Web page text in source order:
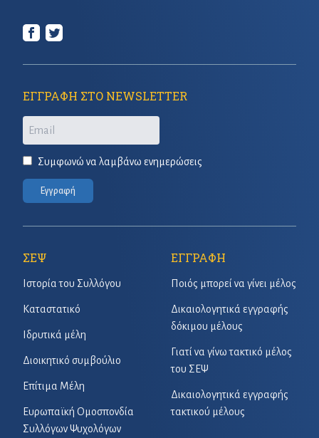
ΕΓΓΡΑΦΗ ΣΤΟ NEWSLETTER
Email
Συμφωνώ να λαμβάνω ενημερώσεις
Εγγραφή
ΣΕΨ
Ιστορία του Συλλόγου
Καταστατικό
Ιδρυτικά μέλη
Διοικητικό συμβούλιο
Επίτιμα Μέλη
Ευρωπαϊκή Ομοσπονδία
Συλλόγων Ψυχολόγων
ΕΓΓΡΑΦΗ
Ποιός μπορεί να γίνει μέλος
Δικαιολογητικά εγγραφής
δόκιμου μέλους
Γιατί να γίνω τακτικό μέλος
του ΣΕΨ
Δικαιολογητικά εγγραφής
τακτικού μέλους